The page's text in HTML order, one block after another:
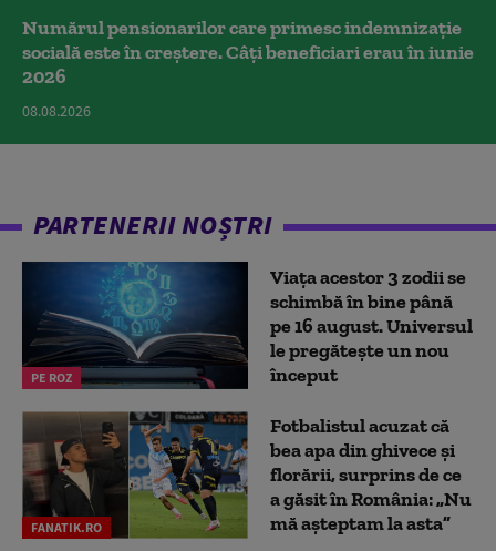
Numărul pensionarilor care primesc indemnizaţie
socială este în creștere. Câți beneficiari erau în iunie
2026
08.08.2026
PARTENERII NOȘTRI
PE ROZ
Viața acestor 3 zodii se
schimbă în bine până
pe 16 august. Universul
le pregătește un nou
început
FANATIK.RO
Fotbalistul acuzat că
bea apa din ghivece și
florării, surprins de ce
a găsit în România: „Nu
mă așteptam la asta”